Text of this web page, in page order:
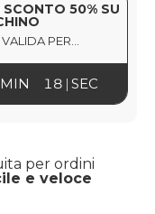
50% SU
PER...
17
MIN SEC
per ordini
e veloce